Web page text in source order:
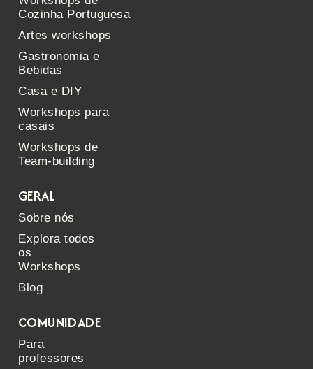
Cozinha Portuguesa
Artes workshops
Gastronomia e
Bebidas
Casa e DIY
Workshops para
casais
Workshops de
Team-building
GERAL
Sobre nós
Explora todos
os
Workshops
Blog
COMUNIDADE
Para
professores